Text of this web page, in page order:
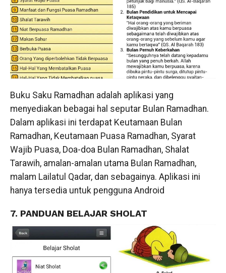
Buku Saku Ramadhan adalah aplikasi yang
menyediakan bebagai hal seputar Bulan Ramadhan.
Dalam aplikasi ini terdapat Keutamaan Bulan
Ramadhan, Keutamaan Puasa Ramadhan, Syarat
Wajib Puasa, Doa-doa Bulan Ramadhan, Shalat
Tarawih, amalan-amalan utama Bulan Ramadhan,
malam Lailatul Qadar, dan sebagainya. Aplikasi ini
hanya tersedia untuk pengguna Android
7. PANDUAN BELAJAR SHOLAT